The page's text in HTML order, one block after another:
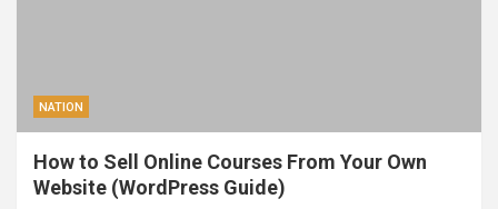
NATION
How to Sell Online Courses From Your Own
Website (WordPress Guide)